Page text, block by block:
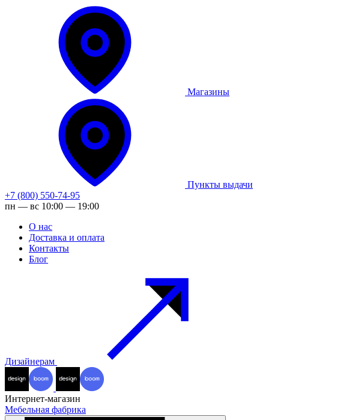
Магазины
Пункты выдачи
+7 (800) 550-74-95
пн — вс 10:00 — 19:00
О нас
Доставка и оплата
Контакты
Блог
Дизайнерам
Интернет-магазин
Мебельная фабрика